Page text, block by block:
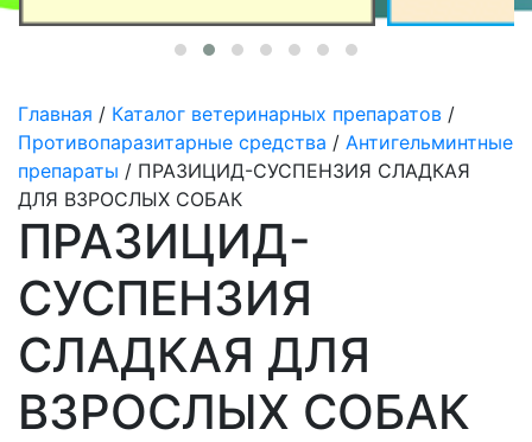
Главная / Каталог ветеринарных препаратов /
Противопаразитарные средства / Антигельминтные
препараты / ПРАЗИЦИД-СУСПЕНЗИЯ СЛАДКАЯ
ДЛЯ ВЗРОСЛЫХ СОБАК
ПРАЗИЦИД-
СУСПЕНЗИЯ
СЛАДКАЯ ДЛЯ
ВЗРОСЛЫХ СОБАК